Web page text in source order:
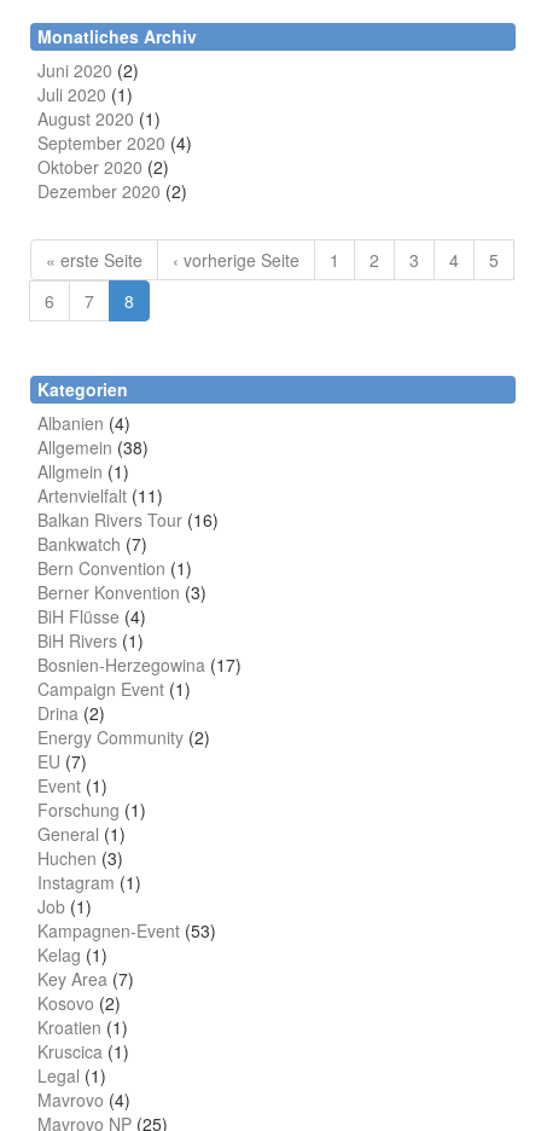
Monatliches Archiv
Juni 2020 (2)
Juli 2020 (1)
August 2020 (1)
September 2020 (4)
Oktober 2020 (2)
Dezember 2020 (2)
« erste Seite ‹ vorherige Seite 1 2 3 4
5
6
7 8
Kategorien
Albanien (4)
Allgemein (38)
Allgmein (1)
Artenvielfalt (11)
Balkan Rivers Tour (16)
Bankwatch (7)
Bern Convention (1)
Berner Konvention (3)
BiH Flüsse (4)
BiH Rivers (1)
Bosnien-Herzegowina (17)
Campaign Event (1)
Drina (2)
Energy Community (2)
EU (7)
Event (1)
Forschung (1)
General (1)
Huchen (3)
Instagram (1)
Job (1)
Kampagnen-Event (53)
Kelag (1)
Key Area (7)
Kosovo (2)
Kroatien (1)
Kruscica (1)
Legal (1)
Mavrovo (4)
Mavrovo NP (25)